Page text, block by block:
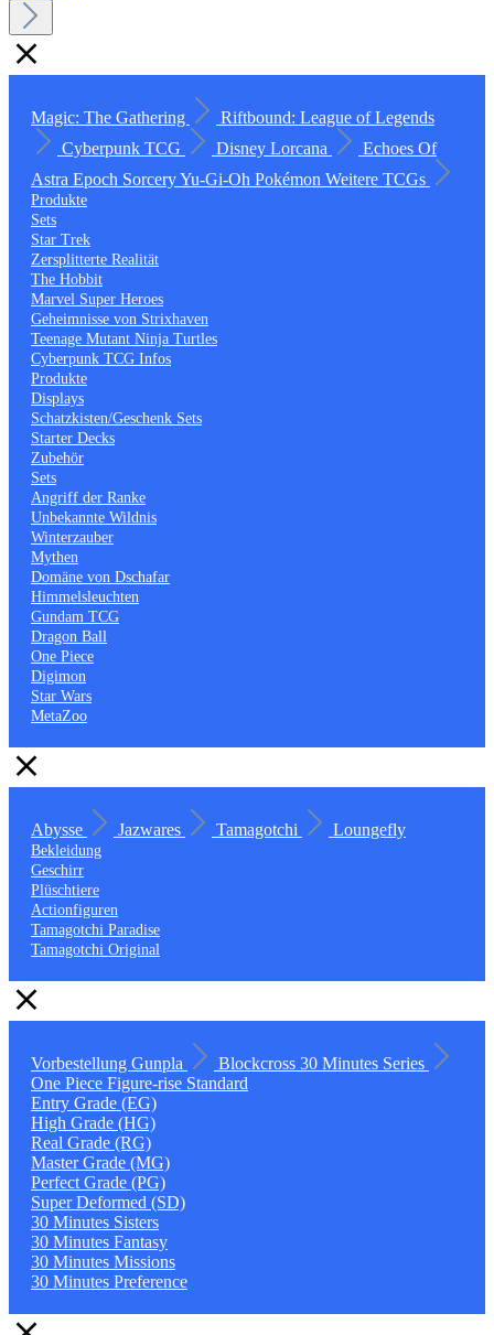
Magic: The Gathering
Riftbound: League of Legends
Cyberpunk TCG
Disney Lorcana
Echoes Of
Astra Epoch SorceryYu-Gi-Oh Pokémon Weitere TCGs
Produkte
Sets
Star Trek
Zersplitterte Realität
The Hobbit
Marvel Super Heroes
Geheimnisse von Strixhaven
Teenage Mutant Ninja Turtles
Cyberpunk TCG Infos
Produkte
Displays
Schatzkisten/Geschenk Sets
Starter Decks
Zubehör
Sets
Angriff der Ranke
Unbekannte Wildnis
Winterzauber
Mythen
Domäne von Dschafar
Himmelsleuchten
Gundam TCG
Dragon Ball
One Piece
Digimon
Star Wars
MetaZoo
Abysse Jazwares Tamagotchi Loungefly
Bekleidung
Geschirr
Plüschtiere
Actionfiguren
Tamagotchi Paradise
Tamagotchi Original
Vorbestellung Gunpla Blockcross 30 Minutes Series
One Piece Figure-rise Standard
Entry Grade (EG)
High Grade (HG)
Real Grade (RG)
Master Grade (MG)
Perfect Grade (PG)
Super Deformed (SD)
30 Minutes Sisters
30 Minutes Fantasy
30 Minutes Missions
30 Minutes Preference